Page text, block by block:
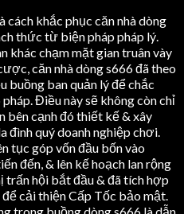
khắc phục căn nhà dòng
thức từ biện pháp pháp lý.
khác chạm mặt gian truân vày
căn nhà dòng s666 đã theo
buồng ban quản lý để chắc
Điều này sẽ không còn chỉ
bên cạnh đó thiết kế & xây
đình quý doanh nghiệp chơi.
tục góp vốn đầu bốn vào
đến, & lên kế hoạch lan rộng
trấn hội bắt đầu & đã tích hợp
cải thiện Cấp Tốc bảo mật.